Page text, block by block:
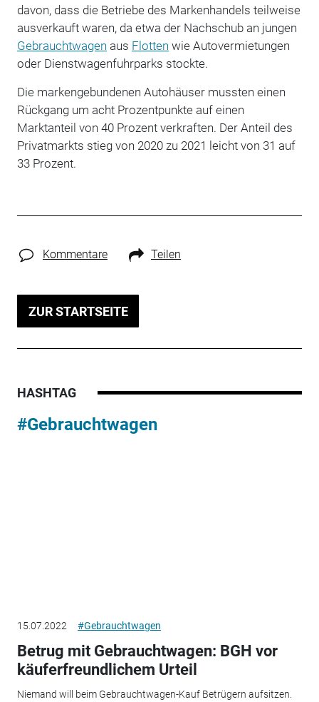
davon, dass die Betriebe des Markenhandels teilweise
ausverkauft waren, da etwa der Nachschub an jungen
Gebrauchtwagen aus Flotten wie Autovermietungen
oder Dienstwagenfuhrparks stockte.
Die markengebundenen Autohäuser mussten einen
Rückgang um acht Prozentpunkte auf einen
Marktanteil von 40 Prozent verkraften. Der Anteil des
Privatmarkts stieg von 2020 zu 2021 leicht von 31 auf
33 Prozent.
Kommentare Teilen
ZUR STARTSEITE
HASHTAG
#Gebrauchtwagen
15.07.2022 #Gebrauchtwagen
Betrug mit Gebrauchtwagen: BGH vor
käuferfreundlichem Urteil
Niemand will beim Gebrauchtwagen-Kauf Betrügern aufsitzen.